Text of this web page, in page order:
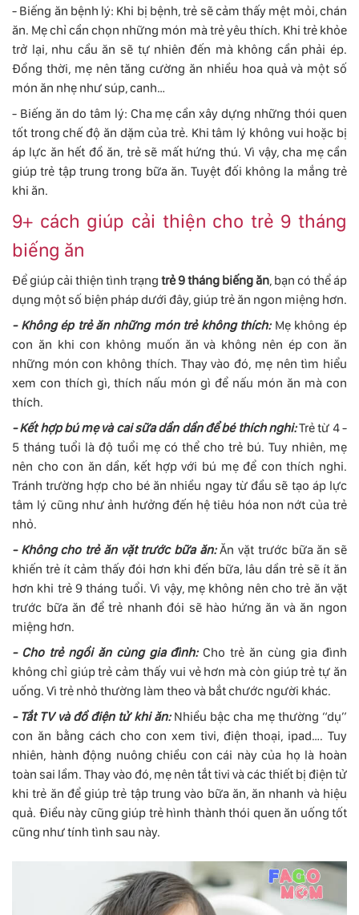
- Biếng ăn bệnh lý: Khi bị bệnh, trẻ sẽ cảm thấy mệt mỏi, chán
ăn. Mẹ chỉ cần chọn những món mà trẻ yêu thích. Khi trẻ khỏe
trở lại, nhu cầu ăn sẽ tự nhiên đến mà không cần phải ép.
Đồng thời, mẹ nên tăng cường ăn nhiều hoa quả và một số
món ăn nhẹ như súp, canh…
- Biếng ăn do tâm lý: Cha mẹ cần xây dựng những thói quen
tốt trong chế độ ăn dặm của trẻ. Khi tâm lý không vui hoặc bị
áp lực ăn hết đồ ăn, trẻ sẽ mất hứng thú. Vì vậy, cha mẹ cần
giúp trẻ tập trung trong bữa ăn. Tuyệt đối không la mắng trẻ
khi ăn.
9+ cách giúp cải thiện cho trẻ 9 tháng
biếng ăn
Để giúp cải thiện tình trạng trẻ 9 tháng biếng ăn, bạn có thể áp
dụng một số biện pháp dưới đây, giúp trẻ ăn ngon miệng hơn.
- Không ép trẻ ăn những món trẻ không thích:Mẹ không ép
con ăn khi con không muốn ăn và không nên ép con ăn
những món con không thích. Thay vào đó, mẹ nên tìm hiểu
xem con thích gì, thích nấu món gì để nấu món ăn mà con
thích.
- Kết hợp bú mẹ và cai sữa dần dần để bé thích nghi:Trẻ từ 4 -
5 tháng tuổi là độ tuổi mẹ có thể cho trẻ bú. Tuy nhiên, mẹ
nên cho con ăn dần, kết hợp với bú mẹ để con thích nghi.
Tránh trường hợp cho bé ăn nhiều ngay từ đầu sẽ tạo áp lực
tâm lý cũng như ảnh hưởng đến hệ tiêu hóa non nớt của trẻ
nhỏ.
- Không cho trẻ ăn vặt trước bữa ăn:Ăn vặt trước bữa ăn sẽ
khiến trẻ ít cảm thấy đói hơn khi đến bữa, lâu dần trẻ sẽ ít ăn
hơn khi trẻ 9 tháng tuổi. Vì vậy, mẹ không nên cho trẻ ăn vặt
trước bữa ăn để trẻ nhanh đói sẽ hào hứng ăn và ăn ngon
miệng hơn.
- Cho trẻ ngồi ăn cùng gia đình:Cho trẻ ăn cùng gia đình
không chỉ giúp trẻ cảm thấy vui vẻ hơn mà còn giúp trẻ tự ăn
uống. Vì trẻ nhỏ thường làm theo và bắt chước người khác.
- Tắt TV và đồ điện tử khi ăn:Nhiều bậc cha mẹ thường “dụ”
con ăn bằng cách cho con xem tivi, điện thoại, ipad…. Tuy
nhiên, hành động nuông chiều con cái này của họ là hoàn
toàn sai lầm. Thay vào đó, mẹ nên tắt tivi và các thiết bị điện tử
khi trẻ ăn để giúp trẻ tập trung vào bữa ăn, ăn nhanh và hiệu
quả. Điều này cũng giúp trẻ hình thành thói quen ăn uống tốt
cũng như tính tình sau này.